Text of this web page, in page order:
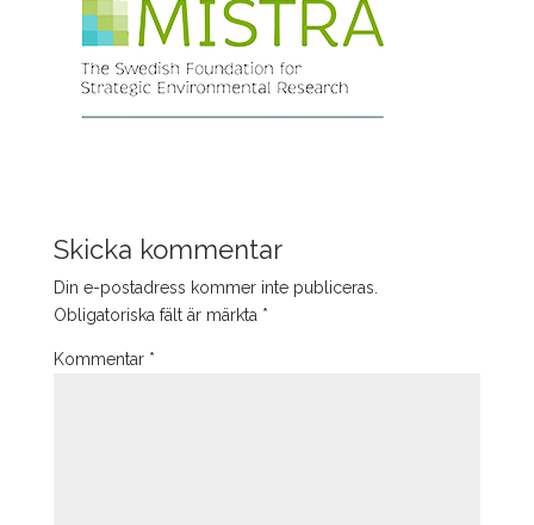
Skicka kommentar
Din e-postadress kommer inte publiceras.
Obligatoriska fält är märkta *
Kommentar *